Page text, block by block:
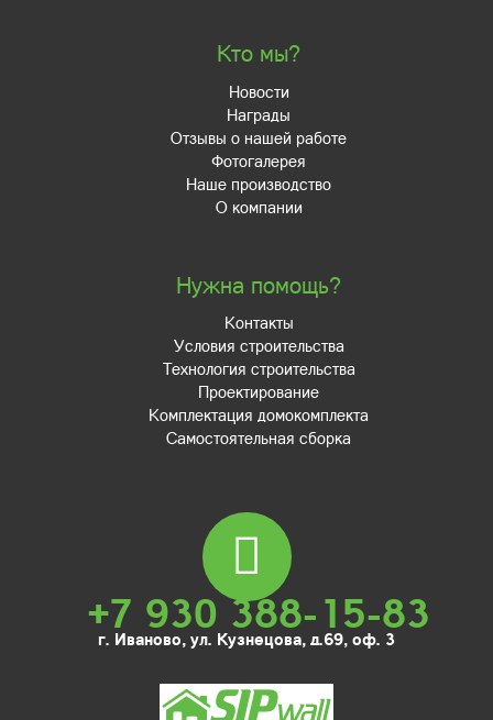
Кто мы?
Новости
Награды
Отзывы о нашей работе
Фотогалерея
Наше производство
О компании
Нужна помощь?
Контакты
Условия строительства
Технология строительства
Проектирование
Комплектация домокомплекта
Самостоятельная сборка
+7 930 388-15-83
г. Иваново, ул. Кузнецова, д.69, оф. 3